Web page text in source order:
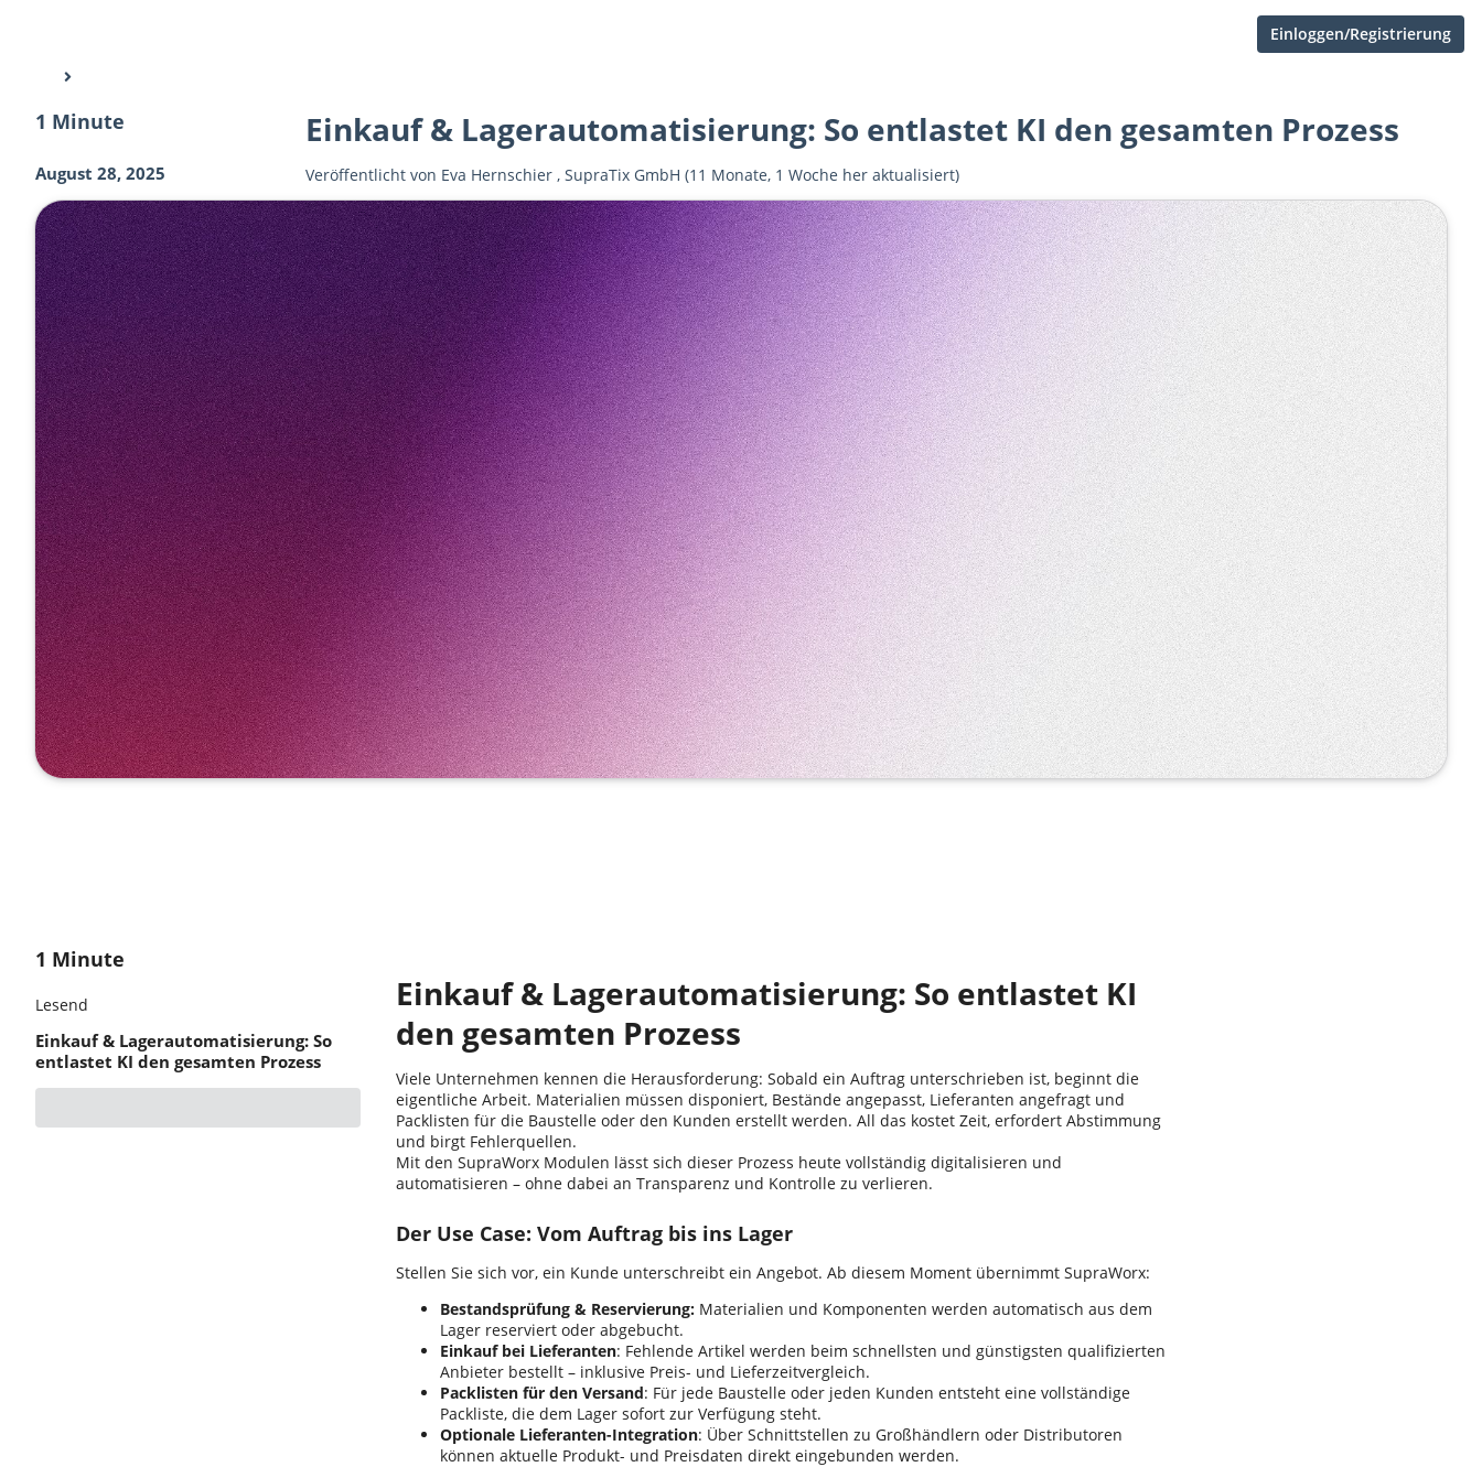
Einloggen/Registrierung
1 Minute
August 28, 2025
Einkauf & Lagerautomatisierung: So entlastet KI den gesamten Prozess
Veröffentlicht von Eva Hernschier ,SupraTix GmbH (11 Monate, 1 Woche her aktualisiert)
1 Minute
Lesend
Einkauf & Lagerautomatisierung: So
entlastet KI den gesamten Prozess
Einkauf & Lagerautomatisierung: So entlastet KI
den gesamten Prozess
Viele Unternehmen kennen die Herausforderung: Sobald ein Auftrag unterschrieben ist, beginnt die
eigentliche Arbeit. Materialien müssen disponiert, Bestände angepasst, Lieferanten angefragt und
Packlisten für die Baustelle oder den Kunden erstellt werden. All das kostet Zeit, erfordert Abstimmung
und birgt Fehlerquellen.
Mit den SupraWorx Modulen lässt sich dieser Prozess heute vollständig digitalisieren und
automatisieren – ohne dabei an Transparenz und Kontrolle zu verlieren.
Der Use Case: Vom Auftrag bis ins Lager
Stellen Sie sich vor, ein Kunde unterschreibt ein Angebot. Ab diesem Moment übernimmt SupraWorx:
Bestandsprüfung & Reservierung: Materialien und Komponenten werden automatisch aus dem
Lager reserviert oder abgebucht.
Einkauf bei Lieferanten: Fehlende Artikel werden beim schnellsten und günstigsten qualifizierten
Anbieter bestellt – inklusive Preis- und Lieferzeitvergleich.
Packlisten für den Versand: Für jede Baustelle oder jeden Kunden entsteht eine vollständige
Packliste, die dem Lager sofort zur Verfügung steht.
Optionale Lieferanten-Integration: Über Schnittstellen zu Großhändlern oder Distributoren
können aktuelle Produkt- und Preisdaten direkt eingebunden werden.